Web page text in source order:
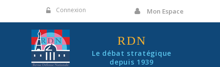
Connexion Mon Espace
RDN
Le débat stratégique
depuis 1939